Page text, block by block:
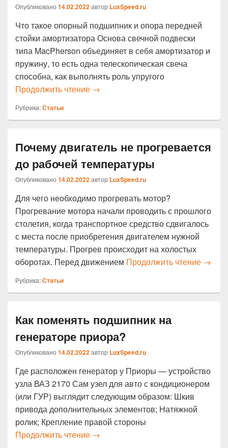
Опубликовано 14.02.2022автор LuxSpeed.ru
Что такое опорный подшипник и опора передней
стойки амортизатора Основа свечной подвески
типа MacPherson объединяет в себя амортизатор и
пружину, то есть одна телескопическая свеча
способна, как выполнять роль упругого
Продолжить чтение Признаки неисправности
→
Рубрика:Статьи
Почему двигатель не прогревается
до рабочей температуры
Опубликовано 14.02.2022автор LuxSpeed.ru
Для чего необходимо прогревать мотор?
Прогревание мотора начали проводить с прошлого
столетия, когда транспортное средство сдвигалось
с места после приобретения двигателем нужной
температуры. Прогрев происходит на холостых
оборотах. Перед движением Продолжить чтение →
Рубрика:Статьи
Как поменять подшипник на
генераторе приора?
Опубликовано 14.02.2022автор LuxSpeed.ru
Где расположен генератор у Приоры — устройство
узла ВАЗ 2170 Сам узел для авто с кондиционером
(или ГУР) выглядит следующим образом: Шкив
привода дополнительных элементов; Натяжной
ролик; Крепление правой стороны
Продолжить чтение Как поменять подшипник на
→